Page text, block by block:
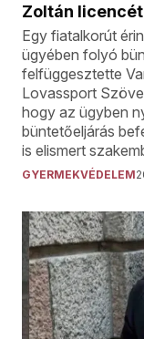
Zoltán licencét
Egy fiatalkorút
ügyében folyó
felfüggesztette
Lovassport
hogy az ügyben
büntetőeljárás
is elismert
GYERMEKVÉDELEM